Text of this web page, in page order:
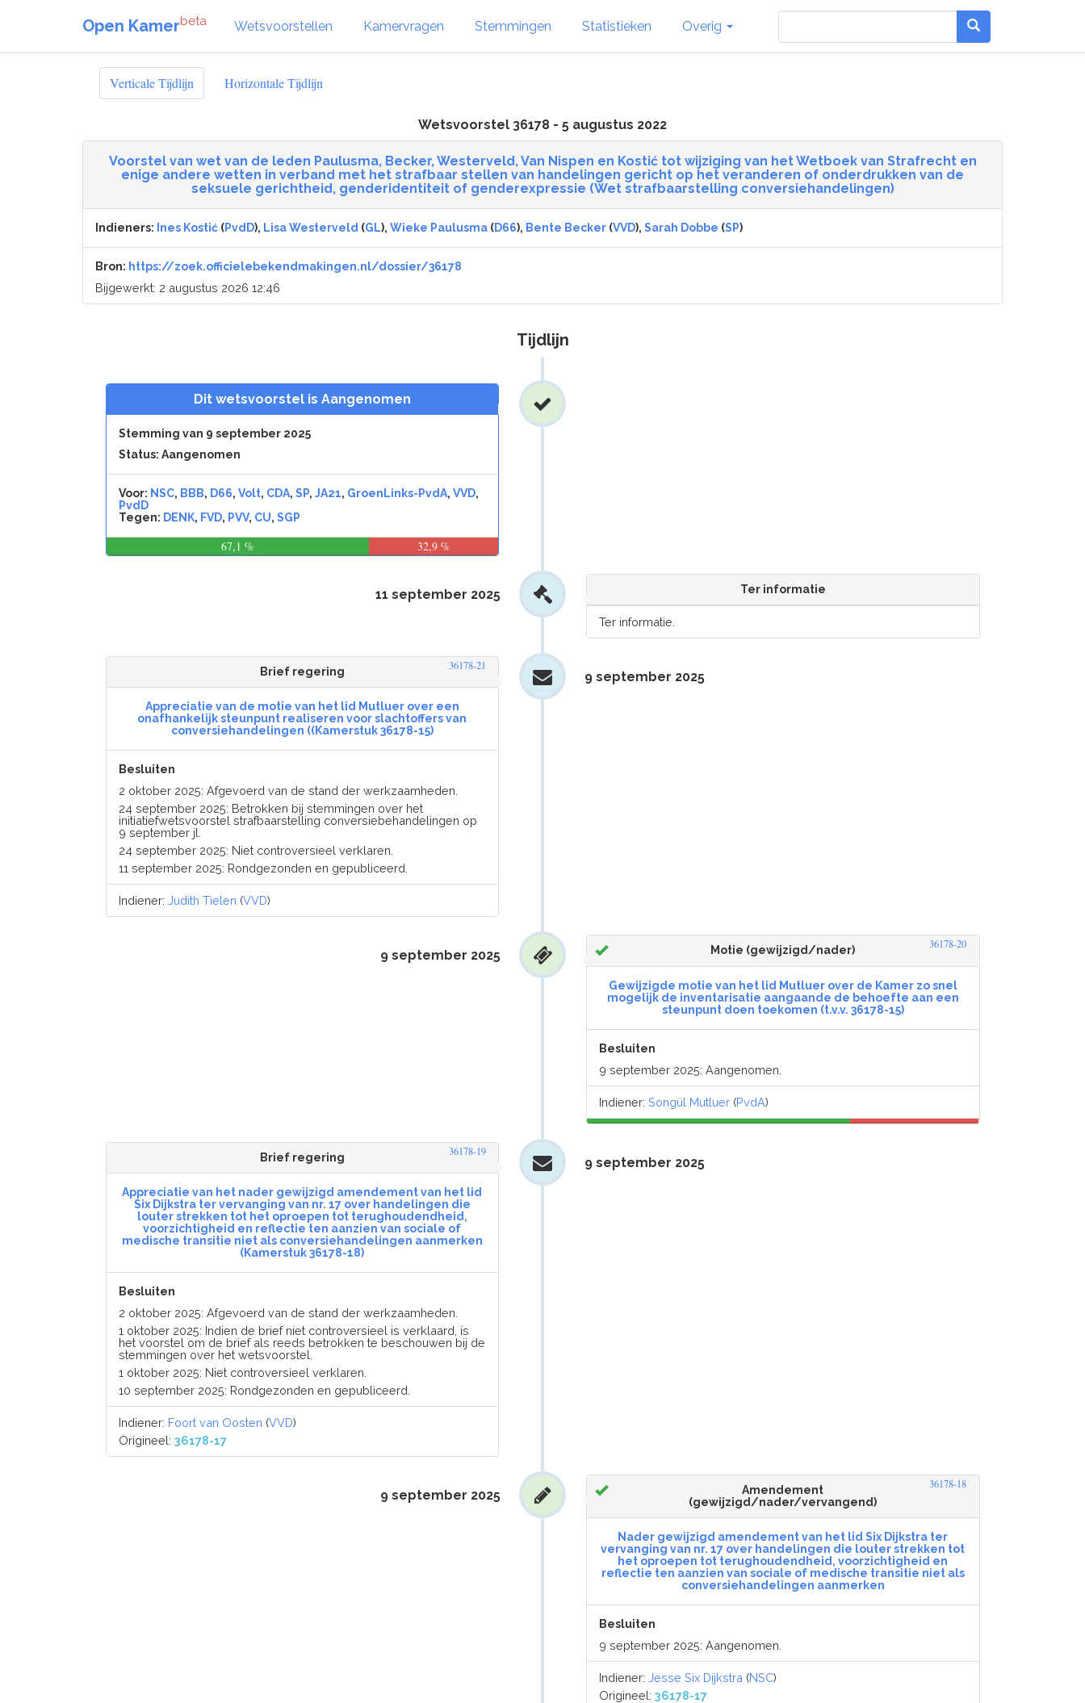
Open Kamerbeta Wetsvoorstellen Kamervragen Stemmingen Statistieken Overig
Verticale Tijdlijn Horizontale Tijdlijn
Wetsvoorstel 36178 - 5 augustus 2022
Voorstel van wet van de leden Paulusma, Becker, Westerveld, Van Nispen en Kostić tot wijziging van het Wetboek van Strafrecht en
enige andere wetten in verband met het strafbaar stellen van handelingen gericht op het veranderen of onderdrukken van de
seksuele gerichtheid, genderidentiteit of genderexpressie (Wet strafbaarstelling conversiehandelingen)
Indieners: Ines Kostić (PvdD), Lisa Westerveld (GL), Wieke Paulusma (D66), Bente Becker (VVD), Sarah Dobbe (SP)
Bron: https://zoek.officielebekendmakingen.nl/dossier/36178
Bijgewerkt: 2 augustus 2026 12:46
Tijdlijn
Dit wetsvoorstel is Aangenomen
Stemming van 9 september 2025
Status: Aangenomen
Voor: NSC, BBB, D66, Volt, CDA, SP, JA21, GroenLinks-PvdA, VVD,
PvdD
Tegen: DENK, FVD, PVV, CU, SGP
67,1 % 32,9 %
Ter informatie
Ter informatie.
11 september 2025
Brief regering 36178-21
Appreciatie van de motie van het lid Mutluer over een
onafhankelijk steunpunt realiseren voor slachtoffers van
conversiehandelingen ((Kamerstuk 36178-15)
Besluiten
2 oktober 2025: Afgevoerd van de stand der werkzaamheden.
24 september 2025: Betrokken bij stemmingen over het
initiatiefwetsvoorstel strafbaarstelling conversiebehandelingen op
9 september jl.
24 september 2025: Niet controversieel verklaren.
11 september 2025: Rondgezonden en gepubliceerd.
Indiener: Judith Tielen (VVD)
9 september 2025
Motie (gewijzigd/nader) 36178-20
Gewijzigde motie van het lid Mutluer over de Kamer zo snel
mogelijk de inventarisatie aangaande de behoefte aan een
steunpunt doen toekomen (t.v.v. 36178-15)
Besluiten
9 september 2025: Aangenomen.
Indiener:Songül Mutluer (PvdA)
9 september 2025
Brief regering 36178-19
Appreciatie van het nader gewijzigd amendement van het lid
Six Dijkstra ter vervanging van nr. 17 over handelingen die
louter strekken tot het oproepen tot terughoudendheid,
voorzichtigheid en reflectie ten aanzien van sociale of
medische transitie niet als conversiehandelingen aanmerken
(Kamerstuk 36178-18)
Besluiten
2 oktober 2025: Afgevoerd van de stand der werkzaamheden.
1 oktober 2025: Indien de brief niet controversieel is verklaard, is
het voorstel om de brief als reeds betrokken te beschouwen bij de
stemmingen over het wetsvoorstel.
1 oktober 2025: Niet controversieel verklaren.
10 september 2025: Rondgezonden en gepubliceerd.
Indiener: Foort van Oosten (VVD)
Origineel: 36178-17
9 september 2025
Amendement
(gewijzigd/nader/vervangend)
36178-18
Nader gewijzigd amendement van het lid Six Dijkstra ter
vervanging van nr. 17 over handelingen die louter strekken tot
het oproepen tot terughoudendheid, voorzichtigheid en
reflectie ten aanzien van sociale of medische transitie niet als
conversiehandelingen aanmerken
Besluiten
9 september 2025: Aangenomen.
Indiener:Jesse Six Dijkstra (NSC)
Origineel:36178-17
9 september 2025